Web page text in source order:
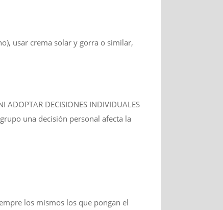
usar crema solar y gorra o similar,
DECISIONES INDIVIDUALES
una decisión personal afecta la
los mismos los que pongan el